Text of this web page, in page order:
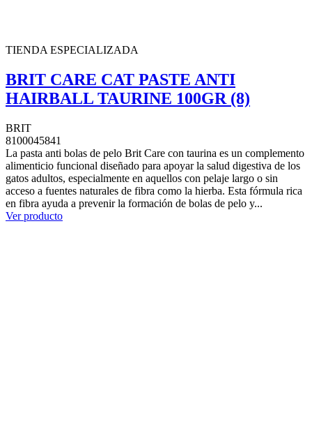
TIENDA ESPECIALIZADA
BRIT CARE CAT PASTE ANTI
HAIRBALL TAURINE 100GR (8)
BRIT
8100045841
La pasta anti bolas de pelo Brit Care con taurina es un complemento
alimenticio funcional diseñado para apoyar la salud digestiva de los
gatos adultos, especialmente en aquellos con pelaje largo o sin
acceso a fuentes naturales de fibra como la hierba. Esta fórmula rica
en fibra ayuda a prevenir la formación de bolas de pelo y...
Ver producto